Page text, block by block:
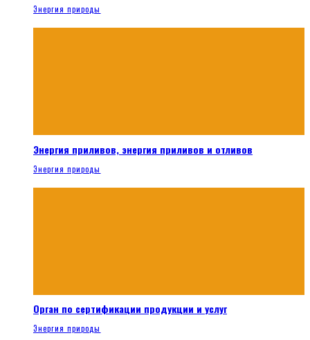
Энергия природы
Энергия приливов, энергия приливов и отливов
Энергия природы
Орган по сертификации продукции и услуг
Энергия природы